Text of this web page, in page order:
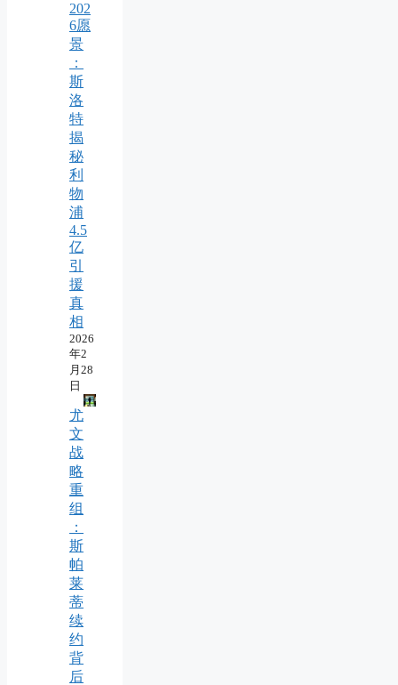
202
6愿
景
：
斯
洛
特
揭
秘
利
物
浦
4.5
亿
引
援
真
相
2026
年2
月28
日
尤
文
战
略
重
组
：
斯
帕
莱
蒂
续
约
背
后